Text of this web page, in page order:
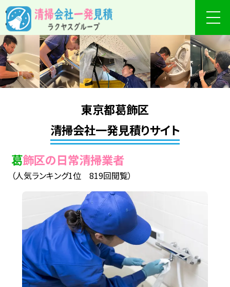
東京都葛飾区
清掃会社一発見積りサイト
葛飾区の日常清掃業者
（人気ランキング1位 819回閲覧）